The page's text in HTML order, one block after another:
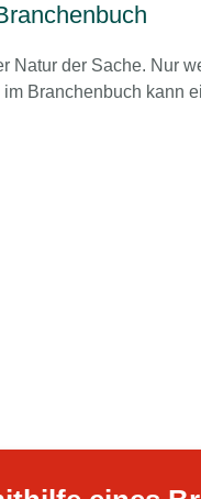
der Sache. Nur
Branchenbuch kann